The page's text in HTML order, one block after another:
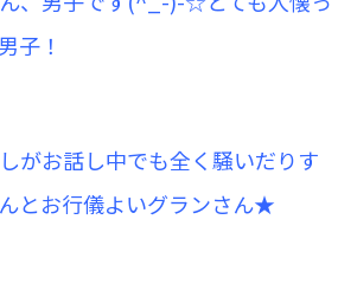
子！
がお話し中でも全く騒いだりす
とお行儀よいグランさん★